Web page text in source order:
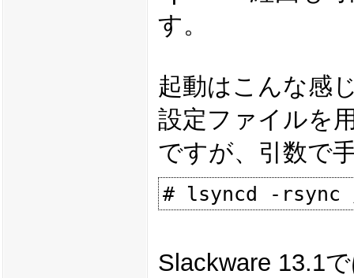
す。
起動はこんな感
設定ファイルを
ですが、引数で
Slackware 13.1